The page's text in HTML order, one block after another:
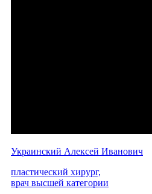
Украинский Алексей Иванович
пластический хирург,
врач высшей категории